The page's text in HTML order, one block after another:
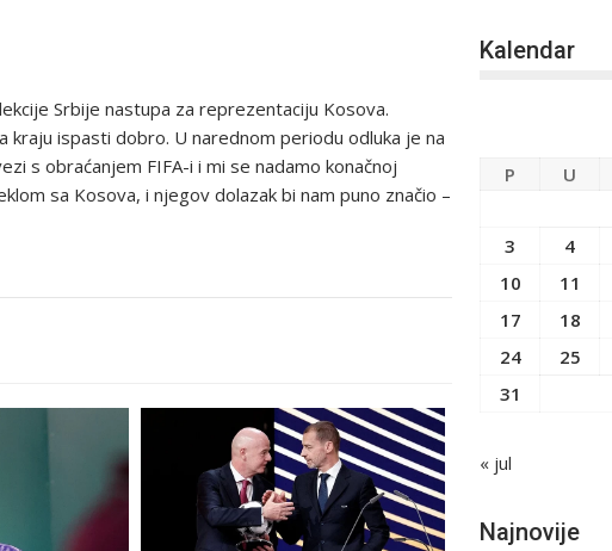
Srbije nastupa za reprezentaciju Kosova.
ispasti dobro. U narednom periodu odluka je na
s obraćanjem FIFA-i i mi se nadamo konačnoj
sa Kosova, i njegov dolazak bi nam puno značio –
Kalendar
P U
3
4
10
11
17
18
24
25
31
« jul
Najnovije